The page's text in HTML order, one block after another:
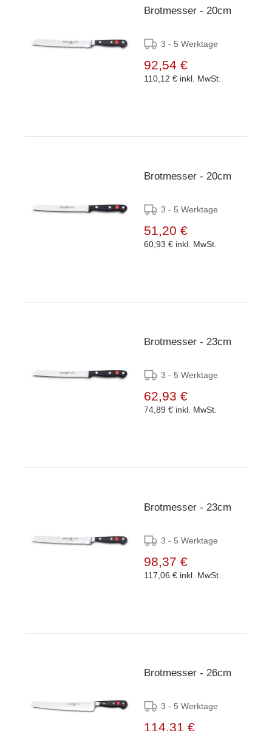
Brotmesser - 20cm
3 - 5 Werktage
92,54 €
110,12 € inkl. MwSt.
Brotmesser - 20cm
3 - 5 Werktage
51,20 €
60,93 € inkl. MwSt.
Brotmesser - 23cm
3 - 5 Werktage
62,93 €
74,89 € inkl. MwSt.
Brotmesser - 23cm
3 - 5 Werktage
98,37 €
117,06 € inkl. MwSt.
Brotmesser - 26cm
3 - 5 Werktage
114,31 €